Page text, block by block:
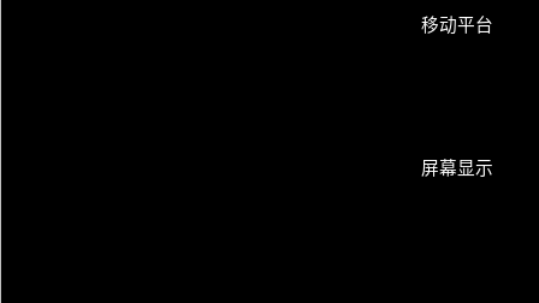
移动平台
屏幕显示